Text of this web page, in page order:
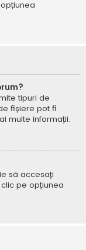
tipuri de
fișiere pot fi
multe informații.
să accesați
pe opțiunea